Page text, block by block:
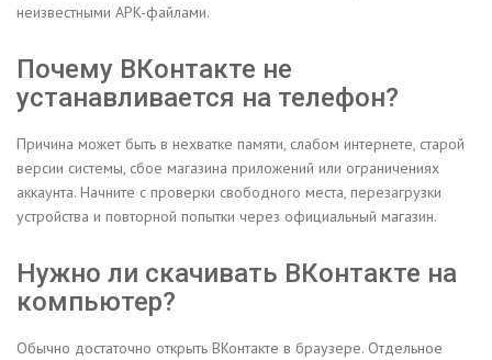
неизвестными APK-файлами.
Почему ВКонтакте не
устанавливается на телефон?
Причина может быть в нехватке памяти, слабом интернете, старой
версии системы, сбое магазина приложений или ограничениях
аккаунта. Начните с проверки свободного места, перезагрузки
устройства и повторной попытки через официальный магазин.
Нужно ли скачивать ВКонтакте на
компьютер?
Обычно достаточно открыть ВКонтакте в браузере. Отдельное